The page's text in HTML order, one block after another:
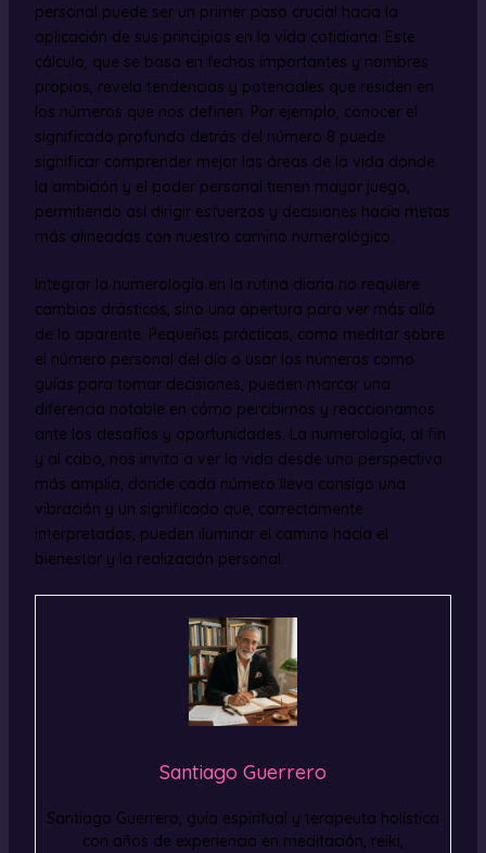
personal puede ser un primer paso crucial hacia la
aplicación de sus principios en la vida cotidiana. Este
cálculo, que se basa en fechas importantes y nombres
propios, revela tendencias y potenciales que residen en
los números que nos definen. Por ejemplo, conocer el
significado profundo detrás del número 8 puede
significar comprender mejor las áreas de la vida donde
la ambición y el poder personal tienen mayor juego,
permitiendo así dirigir esfuerzos y decisiones hacia metas
más alineadas con nuestro camino numerológico.
Integrar la numerología en la rutina diaria no requiere
cambios drásticos, sino una apertura para ver más allá
de lo aparente. Pequeñas prácticas, como meditar sobre
el número personal del día o usar los números como
guías para tomar decisiones, pueden marcar una
diferencia notable en cómo percibimos y reaccionamos
ante los desafíos y oportunidades. La numerología, al fin
y al cabo, nos invita a ver la vida desde una perspectiva
más amplia, donde cada número lleva consigo una
vibración y un significado que, correctamente
interpretados, pueden iluminar el camino hacia el
bienestar y la realización personal.
Santiago Guerrero
Santiago Guerrero, guía espiritual y terapeuta holística
con años de experiencia en meditación, reiki,